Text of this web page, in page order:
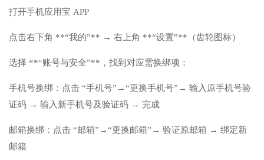
打开手机应用宝 APP
点击右下角 **“我的”** → 右上角 **“设置”**（齿轮图标）
选择 **“账号与安全”**，找到对应需换绑项：
手机号换绑：点击 “手机号”→“更换手机号”→ 输入原手机号验
证码 → 输入新手机号及验证码 → 完成
邮箱换绑：点击 “邮箱”→“更换邮箱”→ 验证原邮箱 → 绑定新
邮箱